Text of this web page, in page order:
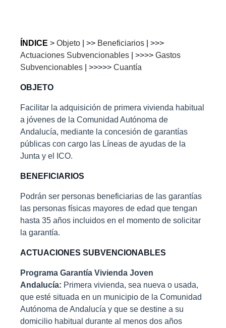
ÍNDICE > Objeto | >> Beneficiarios | >>>
Actuaciones Subvencionables | >>>> Gastos
Subvencionables | >>>>> Cuantía
OBJETO
Facilitar la adquisición de primera vivienda habitual
a jóvenes de la Comunidad Autónoma de
Andalucía, mediante la concesión de garantías
públicas con cargo las Líneas de ayudas de la
Junta y el ICO.
BENEFICIARIOS
Podrán ser personas beneficiarias de las garantías
las personas físicas mayores de edad que tengan
hasta 35 años incluidos en el momento de solicitar
la garantía.
ACTUACIONES SUBVENCIONABLES
Programa Garantía Vivienda Joven
Andalucía: Primera vivienda, sea nueva o usada,
que esté situada en un municipio de la Comunidad
Autónoma de Andalucía y que se destine a su
domicilio habitual durante al menos dos años